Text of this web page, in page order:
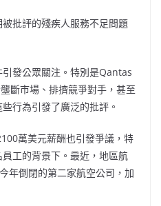
批評的殘疾人服務不足問題
發公眾關注。特別是Qantas
斷市場、排擠競爭對手，甚至
行為引發了廣泛的批評。
萬美元薪酬也引發爭議，特
工的背景下。最近，地區航
年倒閉的第二家航空公司，加